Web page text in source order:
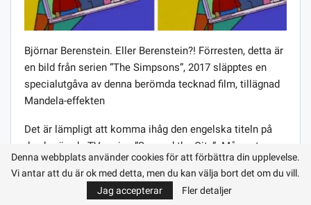
Björnar Berenstein. Eller Berenstein?! Förresten, detta är
en bild från serien ”The Simpsons”, 2017 släpptes en
specialutgåva av denna berömda tecknad film, tillägnad
Mandela-effekten
Det är lämpligt att komma ihåg den engelska titeln på
den berömda TV-serien ”Sex and the City”. Många tror
att rätt stavning är Sex IN the city, vilket bekräftas av
översättningen. Andra hävdar att namnet ursprungligen
var Sex och staden. Det finns gott om exempel som
Denna webbplats använder cookies för att förbättra din upplevelse.
Vi antar att du är ok med detta, men du kan välja bort det om du vill.
Jag accepterar
Fler detaljer